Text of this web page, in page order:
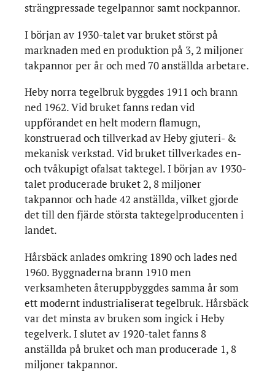
strängpressade tegelpannor samt nockpannor.
I början av 1930-talet var bruket störst på
marknaden med en produktion på 3, 2 miljoner
takpannor per år och med 70 anställda arbetare.
Heby norra tegelbruk byggdes 1911 och brann
ned 1962. Vid bruket fanns redan vid
uppförandet en helt modern flamugn,
konstruerad och tillverkad av Heby gjuteri- &
mekanisk verkstad. Vid bruket tillverkades en-
och tvåkupigt ofalsat taktegel. I början av 1930-
talet producerade bruket 2, 8 miljoner
takpannor och hade 42 anställda, vilket gjorde
det till den fjärde största taktegelproducenten i
landet.
Hårsbäck anlades omkring 1890 och lades ned
1960. Byggnaderna brann 1910 men
verksamheten återuppbyggdes samma år som
ett modernt industrialiserat tegelbruk. Hårsbäck
var det minsta av bruken som ingick i Heby
tegelverk. I slutet av 1920-talet fanns 8
anställda på bruket och man producerade 1, 8
miljoner takpannor.